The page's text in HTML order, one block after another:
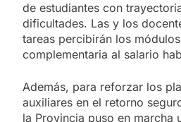
de estudiantes con
dificultades. Las y los
tareas percibirán los
complementaria al salario
Además, para reforzar los
auxiliares en el retorno
la Provincia puso en marcha